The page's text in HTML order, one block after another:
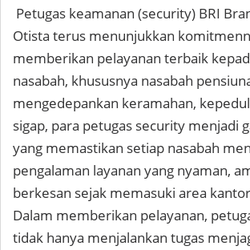
Petugas keamanan (security) BRI
Otista terus menunjukkan
memberikan pelayanan terbaik
nasabah, khususnya nasabah
mengedepankan keramahan,
sigap, para petugas security menjadi
yang memastikan setiap nasabah
pengalaman layanan yang nyaman,
berkesan sejak memasuki area
Dalam memberikan pelayanan,
tidak hanya menjalankan tugas